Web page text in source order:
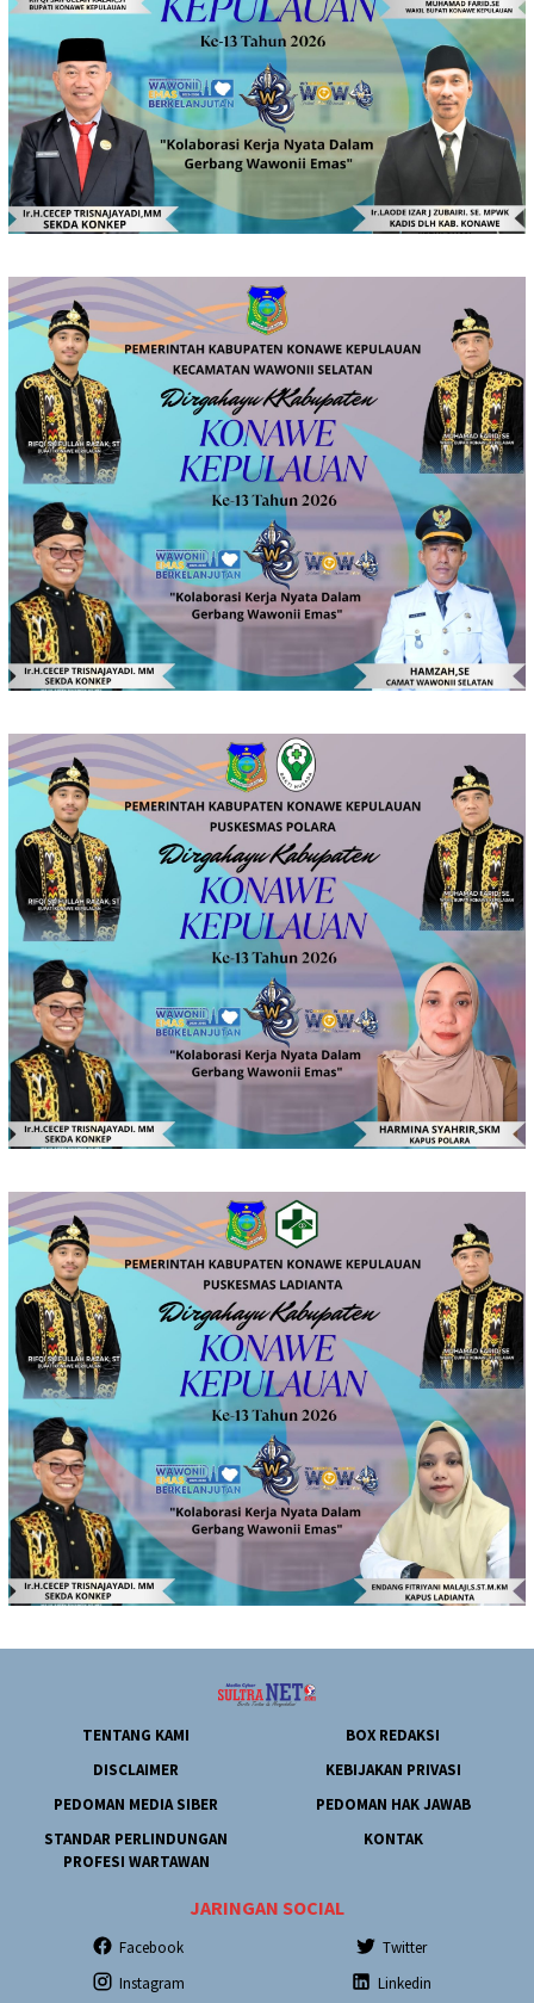
TENTANG KAMI
BOX REDAKSI
DISCLAIMER
KEBIJAKAN PRIVASI
PEDOMAN MEDIA SIBER
PEDOMAN HAK JAWAB
STANDAR PERLINDUNGAN
PROFESI WARTAWAN
KONTAK
JARINGAN SOCIAL
Facebook
Twitter
Instagram
Linkedin